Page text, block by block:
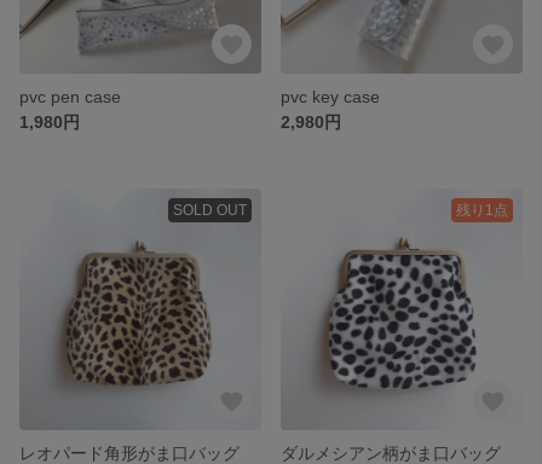
pvc pen case
1,980円
pvc key case
2,980円
SOLD OUT
レオパード角形がま口バッグ
残り1点
ダルメシアン柄がま口バッグ